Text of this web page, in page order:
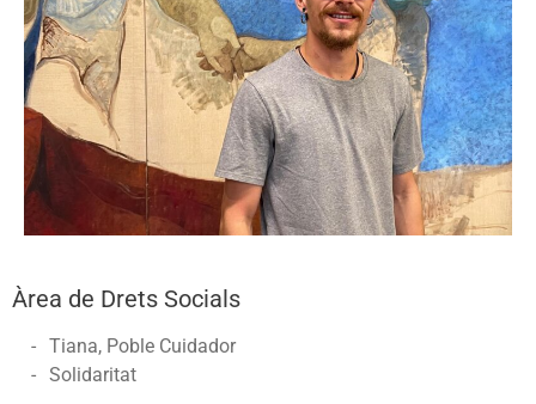
Àrea de Drets Socials
Tiana, Poble Cuidador
Solidaritat